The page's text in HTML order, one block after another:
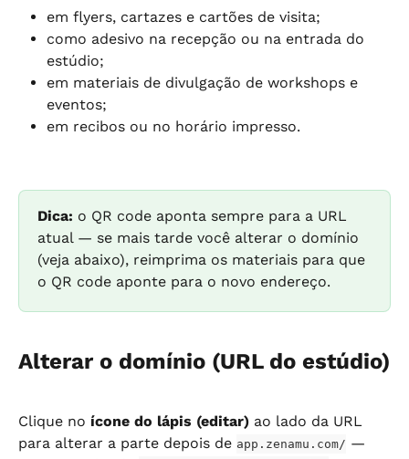
em flyers, cartazes e cartões de visita;
como adesivo na recepção ou na entrada do
estúdio;
em materiais de divulgação de workshops e
eventos;
em recibos ou no horário impresso.
Dica: o QR code aponta sempre para a URL
atual — se mais tarde você alterar o domínio
(veja abaixo), reimprima os materiais para que
o QR code aponte para o novo endereço.
Alterar o domínio (URL do estúdio)
Clique no ícone do lápis (editar) ao lado da URL
para alterar a parte depois de app.zenamu.com/ —